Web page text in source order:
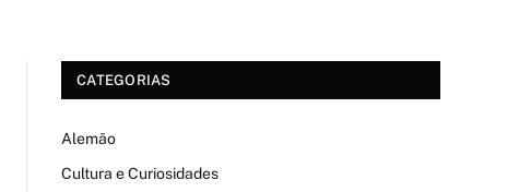
CATEGORIAS
Alemão
Cultura e Curiosidades